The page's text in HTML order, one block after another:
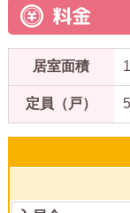
料金
居室面積
定員（戸）